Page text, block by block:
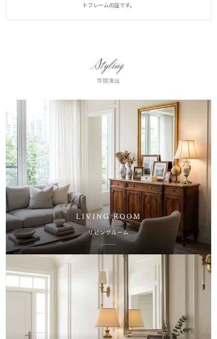
トフレームの証です。
Styling
空間演出
LIVING ROOM
リビングルーム